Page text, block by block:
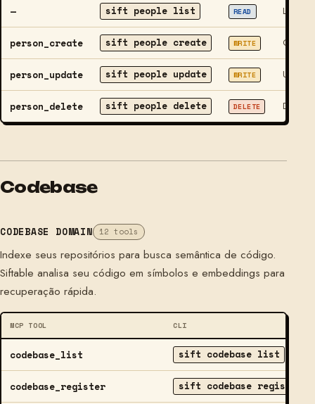
— sift people list READ List all
person_create sift people create WRITE Create
person_update sift people update WRITE Update
person_delete sift people delete DELETE Delete
Codebase
CODEBASE DOMAIN 12 tools
Indexe seus repositórios para busca semântica de código.
Siftable analisa seu código em símbolos e embeddings para
recuperação rápida.
MCP TOOL CLI
codebase_list sift codebase list
codebase_register sift codebase register